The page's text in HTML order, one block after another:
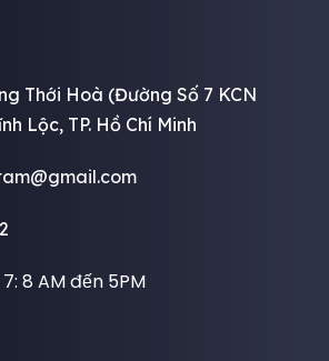
Thới Hoà (Đường Số 7 KCN
Lộc, TP. Hồ Chí Minh
8 AM đến 5PM